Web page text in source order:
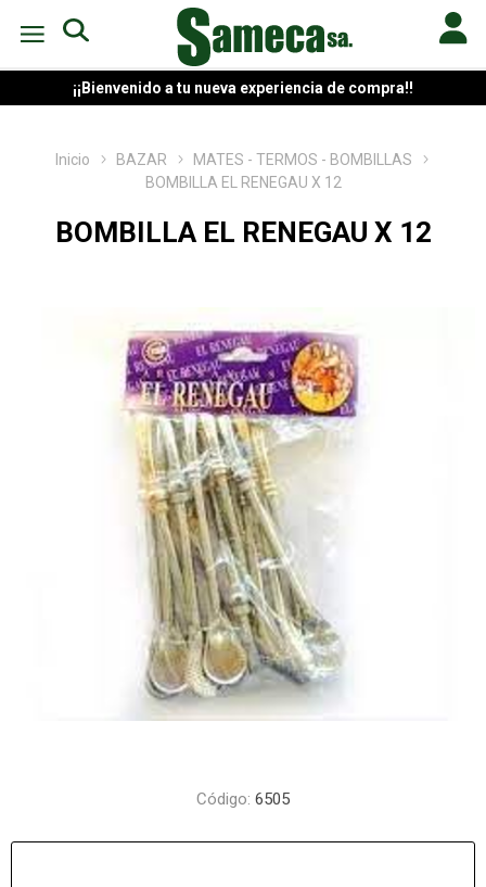
¡¡Bienvenido a tu nueva experiencia de compra!!
Inicio BAZAR
MATES - TERMOS - BOMBILLAS
BOMBILLA EL RENEGAU X 12
BOMBILLA EL RENEGAU X 12
Código: 6505